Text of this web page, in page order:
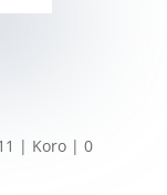
| Koro| 0